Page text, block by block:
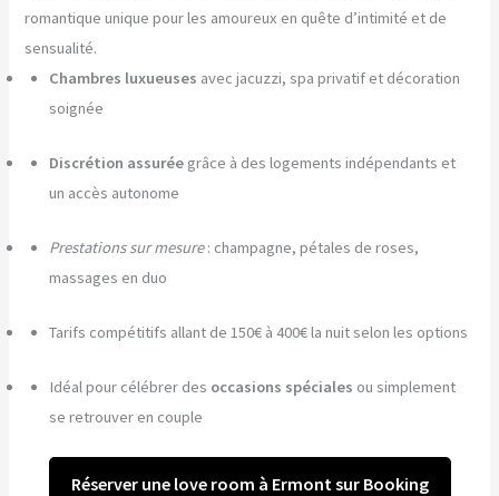
romantique unique pour les amoureux en quête d’intimité et de
sensualité.
Chambres luxueuses avec jacuzzi, spa privatif et décoration
soignée
Discrétion assurée grâce à des logements indépendants et
un accès autonome
Prestations sur mesure: champagne, pétales de roses,
massages en duo
Tarifs compétitifs allant de 150€ à 400€ la nuit selon les options
Idéal pour célébrer des occasions spéciales ou simplement
se retrouver en couple
Réserver une love room à Ermont sur Booking